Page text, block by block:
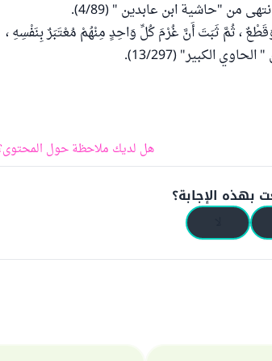
من "حاشية ابن عابدين " (4/89).
، ثُمَّ ثَبَتَ أَنَّ غُرْمَ كُلِّ وَاحِدٍ مِنْهُمْ مُعْتَبَرٌ بِنَفْسِهِ ،
الكبير" (13/297).
هل لديك ملاحظة حول
بهذه الإجابة؟